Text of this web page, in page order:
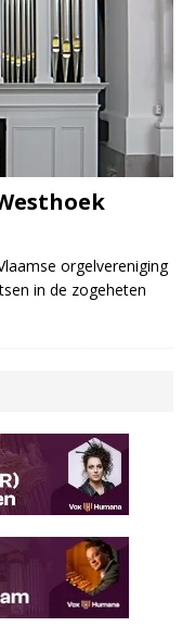
orgelvereniging
in de zogeheten